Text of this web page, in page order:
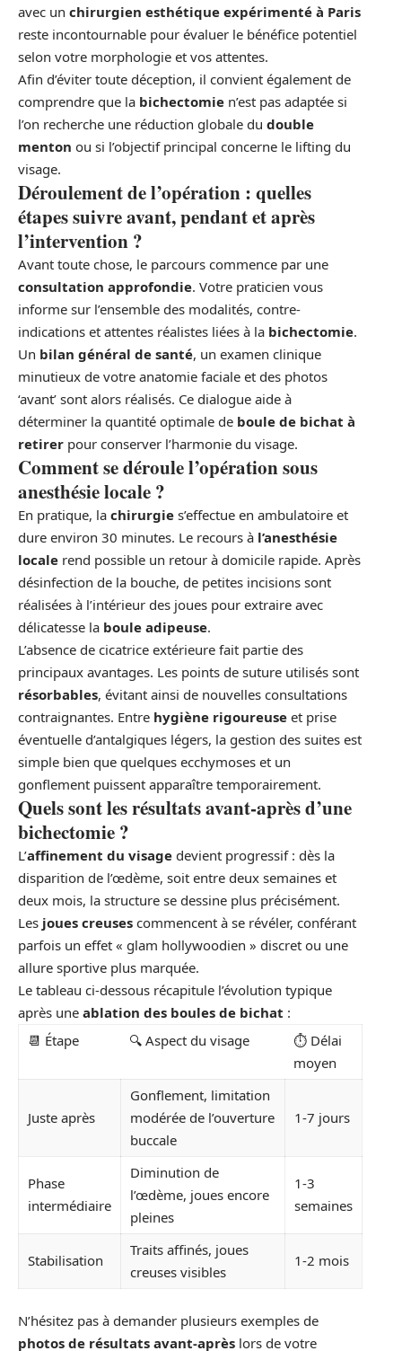
avec un chirurgien esthétique expérimenté à Paris
reste incontournable pour évaluer le bénéfice potentiel
selon votre morphologie et vos attentes.
Afin d’éviter toute déception, il convient également de
comprendre que la bichectomie n’est pas adaptée si
l’on recherche une réduction globale du double
menton ou si l’objectif principal concerne le lifting du
visage.
Déroulement de l’opération : quelles
étapes suivre avant, pendant et après
l’intervention ?
Avant toute chose, le parcours commence par une
consultation approfondie. Votre praticien vous
informe sur l’ensemble des modalités, contre-
indications et attentes réalistes liées à la bichectomie.
Un bilan général de santé, un examen clinique
minutieux de votre anatomie faciale et des photos
‘avant’ sont alors réalisés. Ce dialogue aide à
déterminer la quantité optimale de boule de bichat à
retirer pour conserver l’harmonie du visage.
Comment se déroule l’opération sous
anesthésie locale ?
En pratique, la chirurgie s’effectue en ambulatoire et
dure environ 30 minutes. Le recours à l’anesthésie
locale rend possible un retour à domicile rapide. Après
désinfection de la bouche, de petites incisions sont
réalisées à l’intérieur des joues pour extraire avec
délicatesse la boule adipeuse.
L’absence de cicatrice extérieure fait partie des
principaux avantages. Les points de suture utilisés sont
résorbables, évitant ainsi de nouvelles consultations
contraignantes. Entre hygiène rigoureuse et prise
éventuelle d’antalgiques légers, la gestion des suites est
simple bien que quelques ecchymoses et un
gonflement puissent apparaître temporairement.
Quels sont les résultats avant-après d’une
bichectomie ?
L’affinement du visage devient progressif : dès la
disparition de l’œdème, soit entre deux semaines et
deux mois, la structure se dessine plus précisément.
Les joues creuses commencent à se révéler, conférant
parfois un effet « glam hollywoodien » discret ou une
allure sportive plus marquée.
Le tableau ci-dessous récapitule l’évolution typique
après une ablation des boules de bichat :
📆 Étape
🔍 Aspect du visage
⏱️ Délai
moyen
Juste après
Gonflement, limitation
modérée de l’ouverture
buccale
1-7 jours
Phase
intermédiaire
Diminution de
l’œdème, joues encore
pleines
1-3
semaines
Stabilisation
Traits affinés, joues
creuses visibles
1-2 mois
N’hésitez pas à demander plusieurs exemples de
photos de résultats avant-après lors de votre